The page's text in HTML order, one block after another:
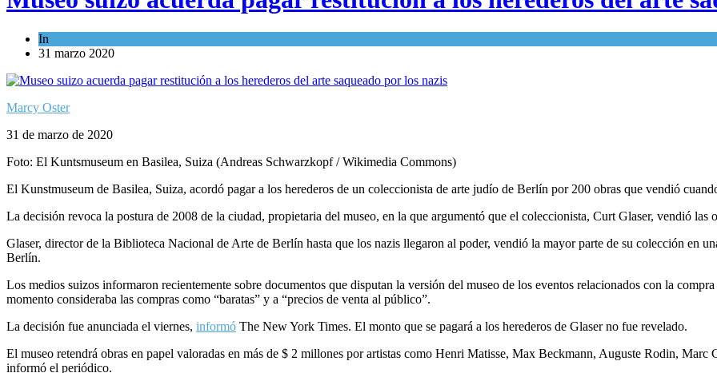
In
31 marzo 2020
Marcy Oster
31 de marzo de 2020
Foto: El Kuntsmuseum en Basilea, Suiza (Andreas Schwarzkopf / Wikimedia Commons)
El Kunstmuseum de Basilea, Suiza, acordó pagar a los herederos de un coleccionista de arte judío de Berlín por 200 obras que vendió
La decisión revoca la postura de 2008 de la ciudad, propietaria del museo, en la que argumentó que el coleccionista, Curt Glaser, vendió las
Glaser, director de la Biblioteca Nacional de Arte de Berlín hasta que los nazis llegaron al poder, vendió la mayor parte de su colección en
Berlín.
Los medios suizos informaron recientemente sobre documentos que disputan la versión del museo de los eventos relacionados con la
momento consideraba las compras como “baratas” y a “precios de venta al público”.
La decisión fue anunciada el viernes, informó The New York Times. El monto que se pagará a los herederos de Glaser no fue revelado.
El museo retendrá obras en papel valoradas en más de $ 2 millones por artistas como Henri Matisse, Max Beckmann, Auguste Rodin,
informó el periódico.